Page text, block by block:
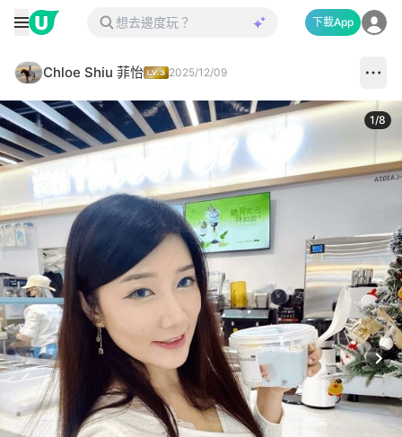
下載App
Chloe Shiu 菲怡 2025/12/09
1/8